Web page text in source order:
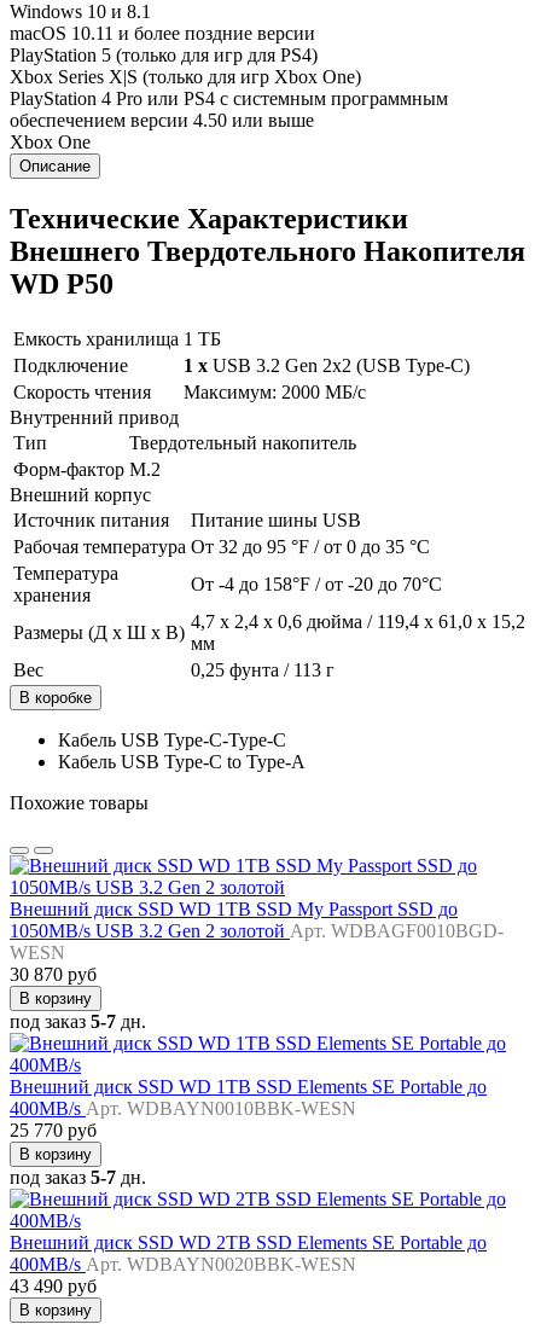
Windows 10 и 8.1
macOS 10.11 и более поздние версии
PlayStation 5 (только для игр для PS4)
Xbox Series X|S (только для игр Xbox One)
PlayStation 4 Pro или PS4 с системным программным
обеспечением версии 4.50 или выше
Xbox One
Описание
Технические Характеристики
Внешнего Твердотельного Накопителя
WD P50
Емкость хранилища 1 ТБ
Подключение
1 x USB 3.2 Gen 2x2 (USB Type-C)
Скорость чтения
Максимум: 2000 МБ/с
Внутренний привод
Тип
Твердотельный накопитель
Форм-фактор М.2
Внешний корпус
Источник питания
Питание шины USB
Рабочая температура От 32 до 95 °F / от 0 до 35 °C
Температура
хранения
От -4 до 158°F / от -20 до 70°C
Размеры (Д x Ш x В)
4,7 x 2,4 x 0,6 дюйма / 119,4 x 61,0 x 15,2
мм
Вес
0,25 фунта / 113 г
В коробке
Кабель USB Type-C-Type-C
Кабель USB Type-C to Type-A
Похожие товары
Внешний диск SSD WD 1TB SSD My Passport SSD до
1050MB/s USB 3.2 Gen 2 золотой Арт. WDBAGF0010BGD-
WESN
30 870 руб
В корзину
под заказ 5-7 дн.
Внешний диск SSD WD 1TB SSD Elements SE Portable до
400MB/s Арт. WDBAYN0010BBK-WESN
25 770 руб
В корзину
под заказ 5-7 дн.
Внешний диск SSD WD 2TB SSD Elements SE Portable до
400MB/s Арт. WDBAYN0020BBK-WESN
43 490 руб
В корзину